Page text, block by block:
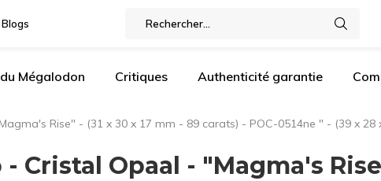
Blogs
Mégalodon Critiques Authenticité garantie
Rise" - (31 x 30 x 17 mm - 89 carats) - POC-0514ne " - (39 x
Cristal Opaal - "Magma's